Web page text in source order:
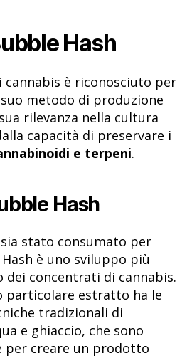
Hash
è riconosciuto per
metodo di produzione
rilevanza nella cultura
capacità di preservare i
e terpeni.
Hash
sia stato consumato per
è uno sviluppo più
dei concentrati di cannabis.
particolare estratto ha le
tradizionali di
e ghiaccio, che sono
per creare un prodotto